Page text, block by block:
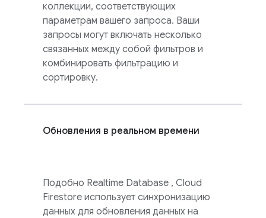
коллекции, соответствующих
параметрам вашего запроса. Ваши
запросы могут включать несколько
связанных между собой фильтров и
комбинировать фильтрацию и
сортировку.
Обновления в реальном времени
Подобно Realtime Database , Cloud
Firestore использует синхронизацию
данных для обновления данных на